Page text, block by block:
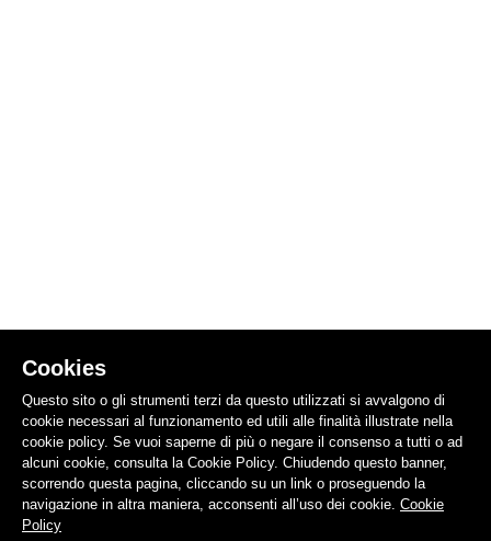
Cookies
Questo sito o gli strumenti terzi da questo utilizzati si avvalgono di
cookie necessari al funzionamento ed utili alle finalità illustrate nella
cookie policy. Se vuoi saperne di più o negare il consenso a tutti o ad
alcuni cookie, consulta la Cookie Policy. Chiudendo questo banner,
scorrendo questa pagina, cliccando su un link o proseguendo la
navigazione in altra maniera, acconsenti all’uso dei cookie. Cookie
Policy